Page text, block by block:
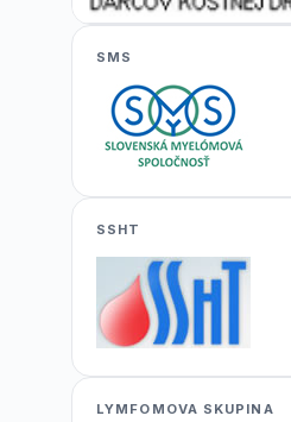
SMS
SSHT
LYMFOMOVA SKUPINA